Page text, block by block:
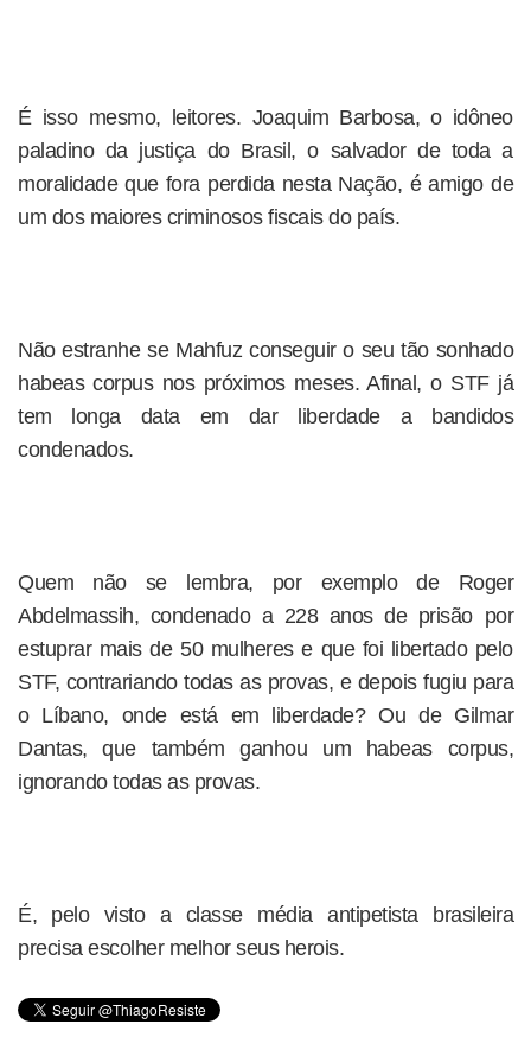
É isso mesmo, leitores. Joaquim Barbosa, o idôneo
paladino da justiça do Brasil, o salvador de toda a
moralidade que fora perdida nesta Nação, é amigo de
um dos maiores criminosos fiscais do país.
Não estranhe se Mahfuz conseguir o seu tão sonhado
habeas corpus nos próximos meses. Afinal, o STF já
tem longa data em dar liberdade a bandidos
condenados.
Quem não se lembra, por exemplo de Roger
Abdelmassih, condenado a 228 anos de prisão por
estuprar mais de 50 mulheres e que foi libertado pelo
STF, contrariando todas as provas, e depois fugiu para
o Líbano, onde está em liberdade? Ou de Gilmar
Dantas, que também ganhou um habeas corpus,
ignorando todas as provas.
É, pelo visto a classe média antipetista brasileira
precisa escolher melhor seus herois.